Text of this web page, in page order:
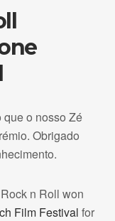
que o nosso Zé
Obrigado
n Roll won
Film Festival for